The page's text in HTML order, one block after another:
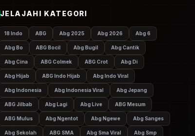
JELAJAHI KATEGORI
18 Indo ABG Abg 2025 Abg 2026 Abg 6
Abg Bo ABG Bocil Abg Bugil Abg Cantik
Abg Cina ABG Colmek ABG Crot Abg Di
Abg Hijab ABG Indo Hijab Abg Indo Viral
Abg Indonesia Abg Indonesia Viral Abg Jepang
ABG Jilbab Abg Lagi Abg Live ABG Mesum
ABG Mulus Abg Ngentot Abg Ngewe Abg Sanges
Abg Sekolah ABG SMA Abg Sma Viral Abg Smp